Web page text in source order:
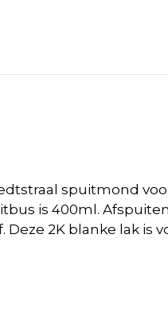
spuitmond
is 400ml.
2K blanke lak is